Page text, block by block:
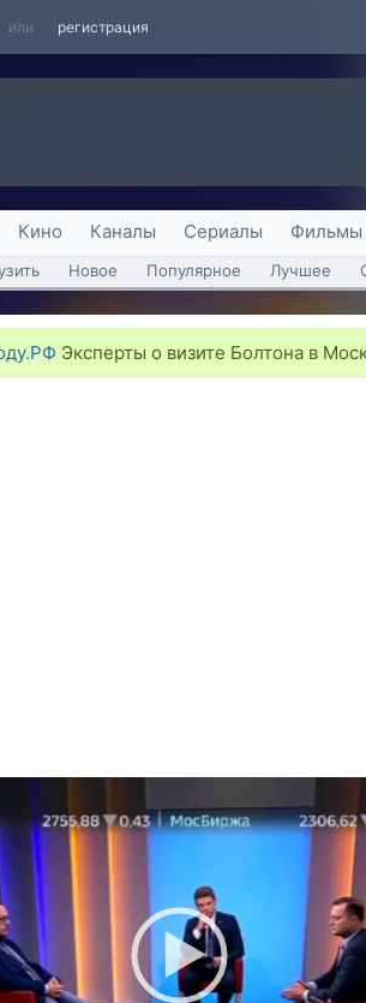
или регистрация
Кино Каналы Сериалы Фильмы
Новое Популярное Лучшее
Эксперты о визите Болтона в